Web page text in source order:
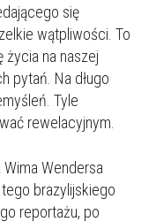
się
wątpliwości. To
na naszej
pytań. Na długo
Tyle
rewelacyjnym.
Wendersa
brazylijskiego
reportażu, po